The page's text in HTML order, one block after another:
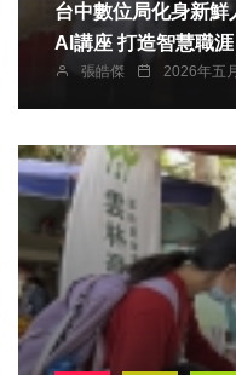
台中數位局化身新
AI講座 打造智慧職涯
張皓傑 2026年五